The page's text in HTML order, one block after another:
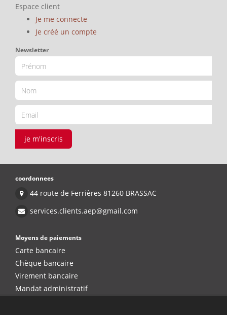
Espace client
Je me connecte
Je créé un compte
Newsletter
je m'inscris
coordonnees
44 route de Ferrières 81260 BRASSAC
services.clients.aep@gmail.com
Moyens de paiements
Carte bancaire
Chèque bancaire
Virement bancaire
Mandat administratif